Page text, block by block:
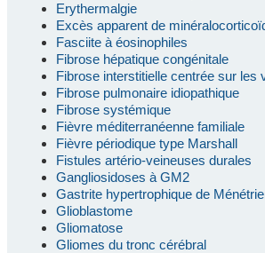
Erythermalgie
Excès apparent de
Fasciite à éosinophiles
Fibrose hépatique congénitale
Fibrose interstitielle centrée sur les
Fibrose pulmonaire idiopathique
Fibrose systémique
Fièvre méditerranéenne familiale
Fièvre périodique type Marshall
Fistules artério-veineuses durales
Gangliosidoses à GM2
Gastrite hypertrophique de
Glioblastome
Gliomatose
Gliomes du tronc cérébral